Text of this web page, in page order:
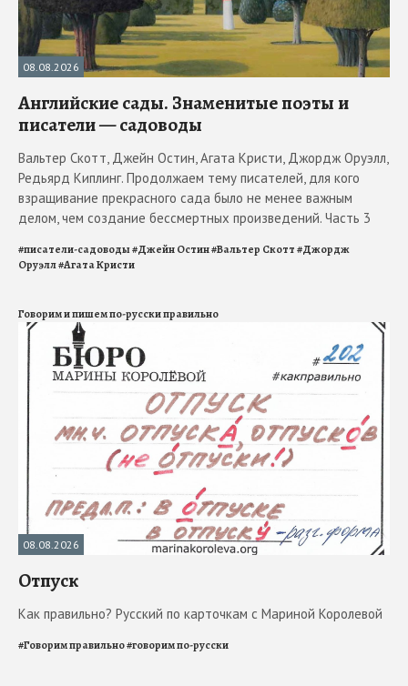
08.08.2026
Английские сады. Знаменитые поэты и
писатели — садоводы
Вальтер Скотт, Джейн Остин, Агата Кристи, Джордж Оруэлл,
Редьярд Киплинг. Продолжаем тему писателей, для кого
взращивание прекрасного сада было не менее важным
делом, чем создание бессмертных произведений. Часть 3
#писатели-садоводы#Джейн Остин#Вальтер Скотт#Джордж
Оруэлл#Агата Кристи
Говорим и пишем по-русски правильно
08.08.2026
Отпуск
Как правильно? Русский по карточкам с Мариной Королевой
#Говорим правильно#говорим по-русски